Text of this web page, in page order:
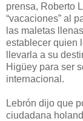
prensa, Roberto
“vacaciones” al
las maletas
establecer quien
llevarla a su
Higüey para ser
internacional.
Lebrón dijo que
ciudadana